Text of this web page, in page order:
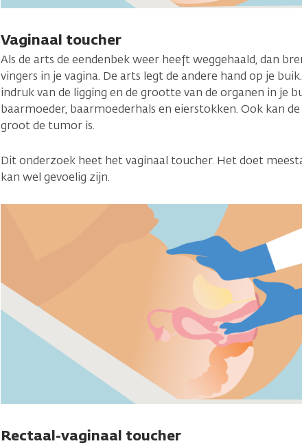
Vaginaal toucher
Als de arts de eendenbek weer heeft weggehaald, dan
vingers in je vagina. De arts legt de andere hand op je
indruk van de ligging en de grootte van de organen in je
baarmoeder, baarmoederhals en eierstokken. Ook kan
groot de tumor is.
Dit onderzoek heet het vaginaal toucher. Het doet
kan wel gevoelig zijn.
Rectaal-vaginaal toucher